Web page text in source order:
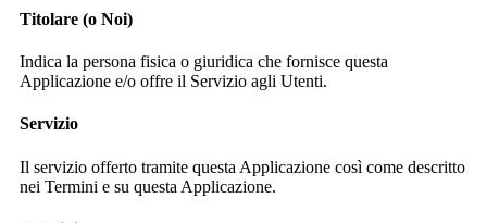
Titolare (o Noi)
Indica la persona fisica o giuridica che fornisce questa
Applicazione e/o offre il Servizio agli Utenti.
Servizio
Il servizio offerto tramite questa Applicazione così come descritto
nei Termini e su questa Applicazione.